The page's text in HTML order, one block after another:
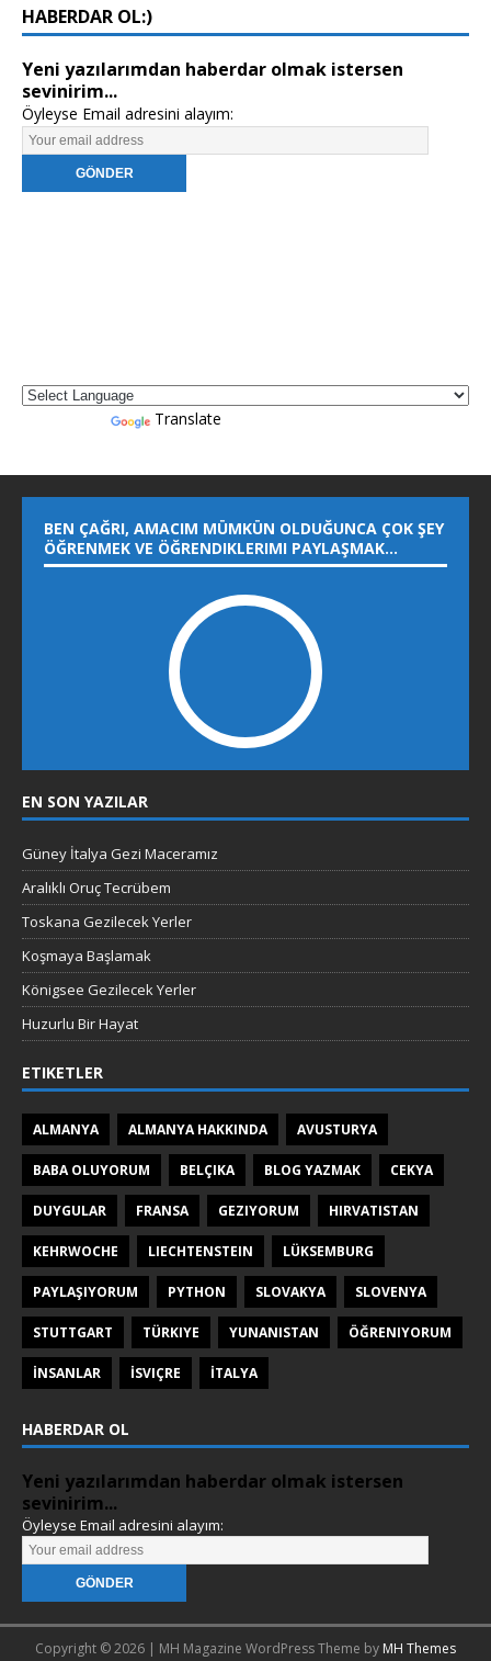
HABERDAR OL:)
Yeni yazılarımdan haberdar olmak istersen
sevinirim...
Öyleyse Email adresini alayım:
Translate
BEN ÇAĞRI, AMACIM MÜMKÜN OLDUĞUNCA ÇOK ŞEY
ÖĞRENMEK VE ÖĞRENDIKLERIMI PAYLAŞMAK…
EN SON YAZILAR
Güney İtalya Gezi Maceramız
Aralıklı Oruç Tecrübem
Toskana Gezilecek Yerler
Koşmaya Başlamak
Königsee Gezilecek Yerler
Huzurlu Bir Hayat
ETIKETLER
ALMANYA ALMANYA HAKKINDA AVUSTURYA
BABA OLUYORUM BELÇIKA BLOG YAZMAK CEKYA
DUYGULAR FRANSA GEZIYORUM HIRVATISTAN
KEHRWOCHE LIECHTENSTEIN LÜKSEMBURG
PAYLAŞIYORUM PYTHON SLOVAKYA SLOVENYA
STUTTGART TÜRKIYE YUNANISTAN ÖĞRENIYORUM
İNSANLAR İSVIÇRE İTALYA
HABERDAR OL
Yeni yazılarımdan haberdar olmak istersen
sevinirim...
Öyleyse Email adresini alayım:
Copyright © 2026 | MH Magazine WordPress Theme by MH Themes